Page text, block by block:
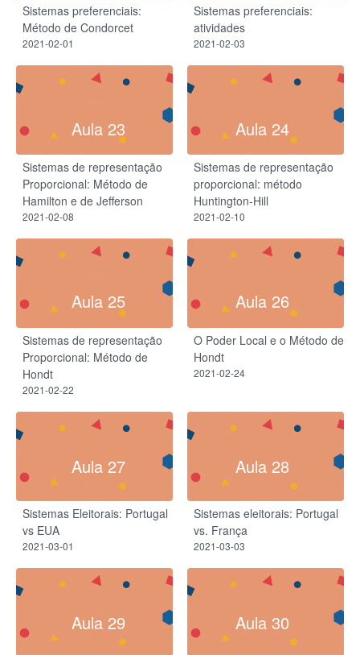
Sistemas preferenciais:
Método de Condorcet
2021-02-01
Sistemas preferenciais:
atividades
2021-02-03
Aula 23
Sistemas de representação
Proporcional: Método de
Hamilton e de Jefferson
2021-02-08
Aula 24
Sistemas de representação
proporcional: método
Huntington-Hill
2021-02-10
Aula 25
Sistemas de representação
Proporcional: Método de
Hondt
2021-02-22
Aula 26
O Poder Local e o Método de
Hondt
2021-02-24
Aula 27
Sistemas Eleitorais: Portugal
vs EUA
2021-03-01
Aula 28
Sistemas eleitorais: Portugal
vs. França
2021-03-03
Aula 29 Aula 30